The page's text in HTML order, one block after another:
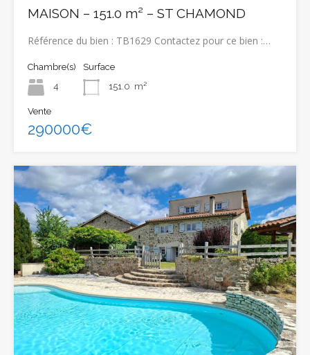
MAISON – 151.0 m² – ST CHAMOND
Référence du bien : TB1629 Contactez pour ce bien :…
Chambre(s)
4
Surface
151.0 m²
Vente
290000€